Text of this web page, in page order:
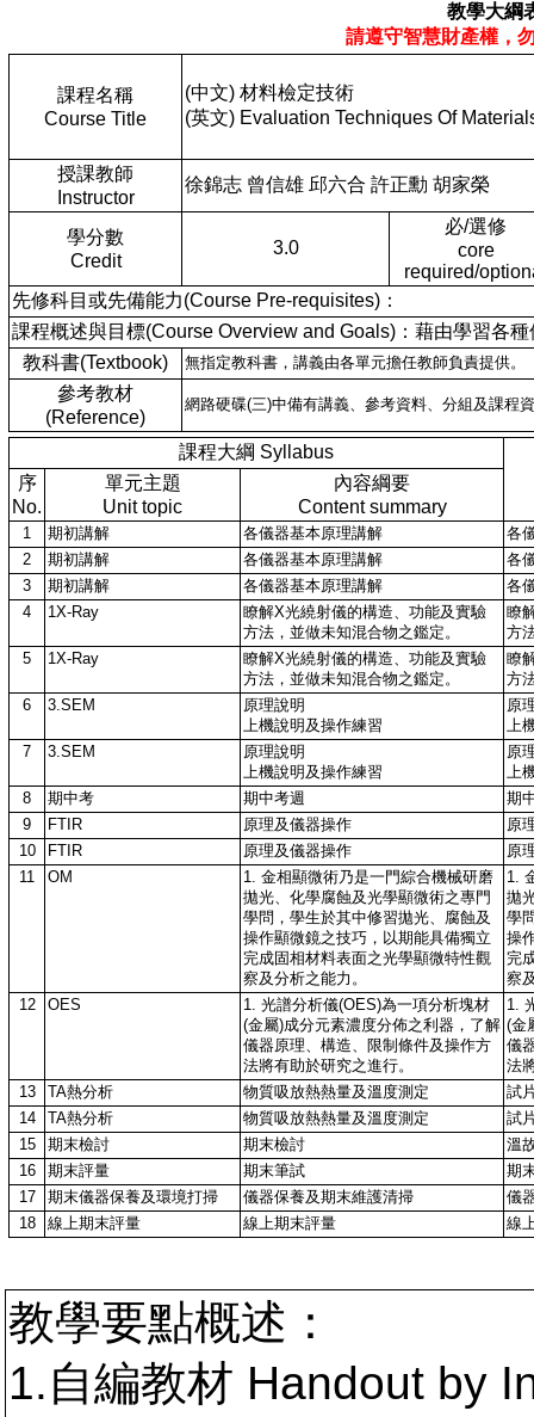
教學大綱
請遵守智慧財產權，
課程名稱
Course Title
(中文) 材料檢定技術
(英文) Evaluation Techniques Of
授課教師
Instructor
徐錦志 曾信雄 邱六合 許正勳 胡家榮
學分數
Credit
3.0
必/選修
core
required/
先修科目或先備能力(Course Pre-requisites)：
課程概述與目標(Course Overview and Goals)：藉由學習各
教科書(Textbook)
無指定教科書，講義由各單元擔任教師負責提供。
參考教材
(Reference)
網路硬碟(三)中備有講義、參考資料、分組及課程
課程大綱 Syllabus
序
No.
單元主題
Unit topic
內容綱要
Content summary
1 期初講解 各儀器基本原理講解
各
2
期初講解 各儀器基本原理講解
各
3
期初講解 各儀器基本原理講解
各
4
1X-Ray
瞭解X光繞射儀的構造、功能及實驗
方法，並做未知混合物之鑑定。
瞭
方
5
1X-Ray
瞭解X光繞射儀的構造、功能及實驗
方法，並做未知混合物之鑑定。
瞭
方
6
3.SEM
原理說明
上機說明及操作練習
原
上
7
3.SEM
原理說明
上機說明及操作練習
原
上
8
期中考 期中考週
期
9
FTIR 原理及儀器操作
原
10
FTIR 原理及儀器操作
原
11
OM
1. 金相顯微術乃是一門綜合機械研磨
拋光、化學腐蝕及光學顯微術之專門
學問，學生於其中修習拋光、腐蝕及
操作顯微鏡之技巧，以期能具備獨立
完成固相材料表面之光學顯微特性觀
察及分析之能力。
1.
拋
學
操
完
察
12
OES
1. 光譜分析儀(OES)為一項分析塊材
(金屬)成分元素濃度分佈之利器，了解
儀器原理、構造、限制條件及操作方
法將有助於研究之進行。
1.
(金
儀
法
13
TA熱分析 物質吸放熱熱量及溫度測定
試
14
TA熱分析 物質吸放熱熱量及溫度測定
試
15
期末檢討 期末檢討
溫
16
期末評量 期末筆試
期
17
期末儀器保養及環境打掃 儀器保養及期末維護清掃
儀
18
線上期末評量 線上期末評量 線
教學要點概述：
1.自編教材 Handout by